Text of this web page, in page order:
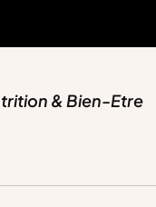
& Bien-Etre